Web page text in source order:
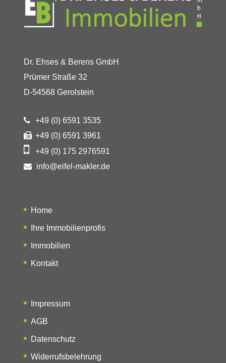
Dr. Ehses & Berens GmbH
Prümer Straße 32
D-54568 Gerolstein
+49 (0) 6591 3535
+49 (0) 6591 3961
+49 (0) 175 2976591
info@eifel-makler.de
Home
Ihre Immobilienprofis
Immobilien
Kontakt
Impressum
AGB
Datenschutz
Widerrufsbelehrung